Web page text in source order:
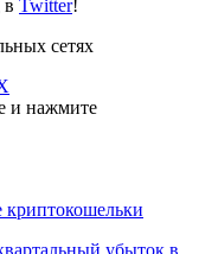
в Twitter!
сетях
и нажмите
криптокошельки
убыток в